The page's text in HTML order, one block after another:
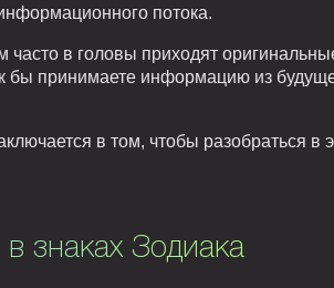
потока.
часто в головы приходят
бы принимаете информацию из
в том, чтобы разобраться
знаках Зодиака